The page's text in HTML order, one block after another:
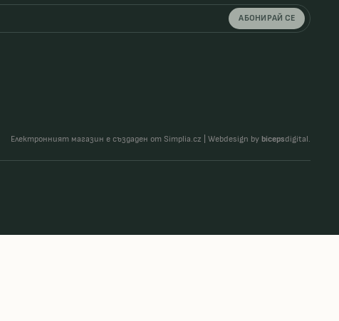
АБОНИРАЙ СЕ
Електронният магазин е създаден от Simplia.cz Webdesign by bicepsdigital.